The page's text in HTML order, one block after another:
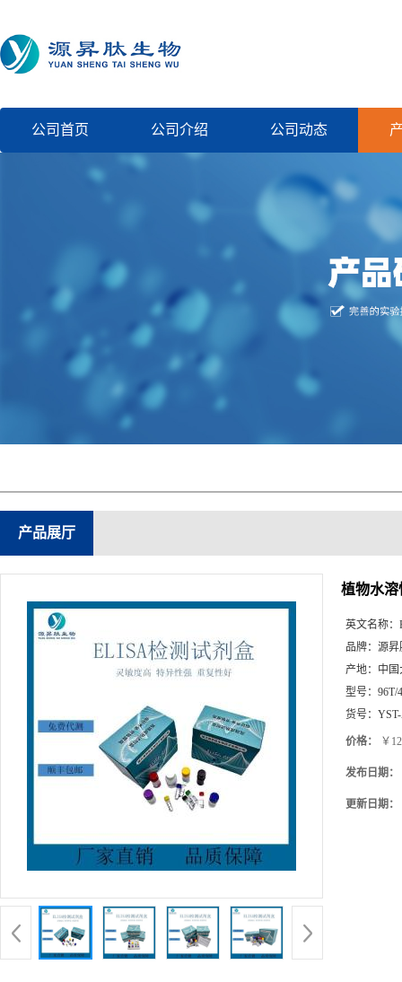
公司首页 公司介绍 公司动态
产品展厅
植物水溶
英文名称：
品牌： 源昇
产地： 中国
型号： 96T/
货号：
价格： ￥
发布日期：
更新日期：